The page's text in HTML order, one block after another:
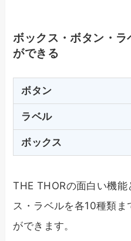
ボックス・ボタン・
ができる
ボタン
ラベル
ボックス
THE THORの面白い機能
ス・ラベルを各10種類
ができます。